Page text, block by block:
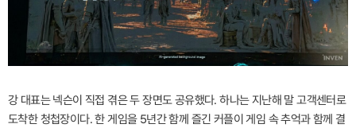
강 대표는 넥슨이 직접 겪은 두 장면도 공유했다. 하나는 지난해 말 고객센터로
도착한 청첩장이다. 한 게임을 5년간 함께 즐긴 커플이 게임 속 추억과 함께 결